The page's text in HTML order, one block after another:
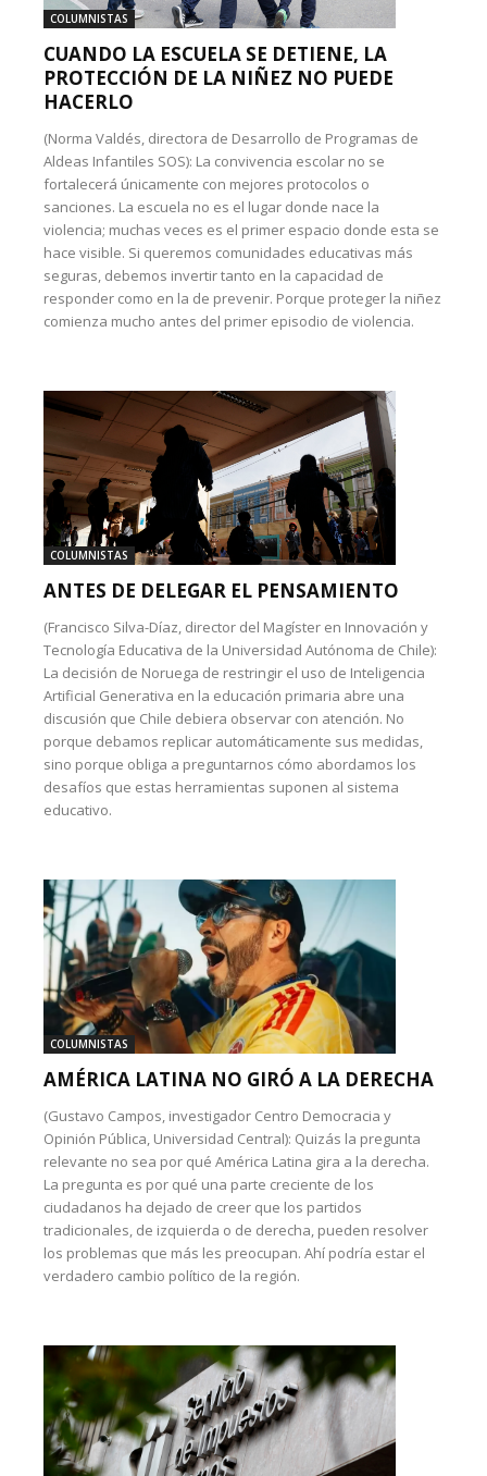
COLUMNISTAS
CUANDO LA ESCUELA SE DETIENE, LA
PROTECCIÓN DE LA NIÑEZ NO PUEDE
HACERLO
(Norma Valdés, directora de Desarrollo de Programas de
Aldeas Infantiles SOS): La convivencia escolar no se
fortalecerá únicamente con mejores protocolos o
sanciones. La escuela no es el lugar donde nace la
violencia; muchas veces es el primer espacio donde esta se
hace visible. Si queremos comunidades educativas más
seguras, debemos invertir tanto en la capacidad de
responder como en la de prevenir. Porque proteger la niñez
comienza mucho antes del primer episodio de violencia.
COLUMNISTAS
ANTES DE DELEGAR EL PENSAMIENTO
(Francisco Silva-Díaz, director del Magíster en Innovación y
Tecnología Educativa de la Universidad Autónoma de Chile):
La decisión de Noruega de restringir el uso de Inteligencia
Artificial Generativa en la educación primaria abre una
discusión que Chile debiera observar con atención. No
porque debamos replicar automáticamente sus medidas,
sino porque obliga a preguntarnos cómo abordamos los
desafíos que estas herramientas suponen al sistema
educativo.
COLUMNISTAS
AMÉRICA LATINA NO GIRÓ A LA DERECHA
(Gustavo Campos, investigador Centro Democracia y
Opinión Pública, Universidad Central): Quizás la pregunta
relevante no sea por qué América Latina gira a la derecha.
La pregunta es por qué una parte creciente de los
ciudadanos ha dejado de creer que los partidos
tradicionales, de izquierda o de derecha, pueden resolver
los problemas que más les preocupan. Ahí podría estar el
verdadero cambio político de la región.